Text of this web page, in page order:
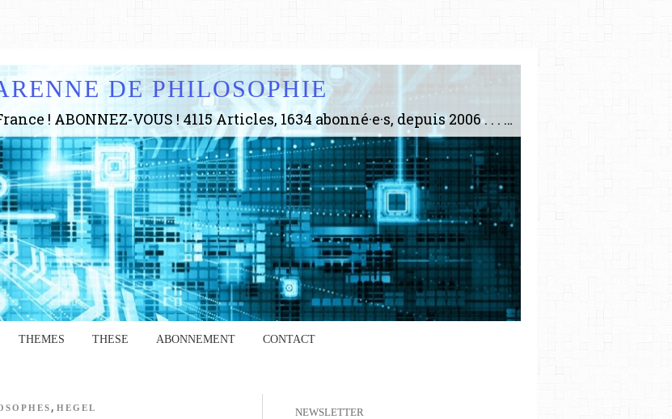
DE PHILOSOPHIE
Le plus gros site de philosophie de France ! ABONNEZ-VOUS ! 4115 Articles, 1634 abonné·e·s, depuis 2006 . . . . . . . . 2 852 214 pages vues jusqu'à présent. Prestance et être apte à un plus grand nombre de choses.
THEMES THESE ABONNEMENT CONTACT
, HEGEL NEWSLETTER